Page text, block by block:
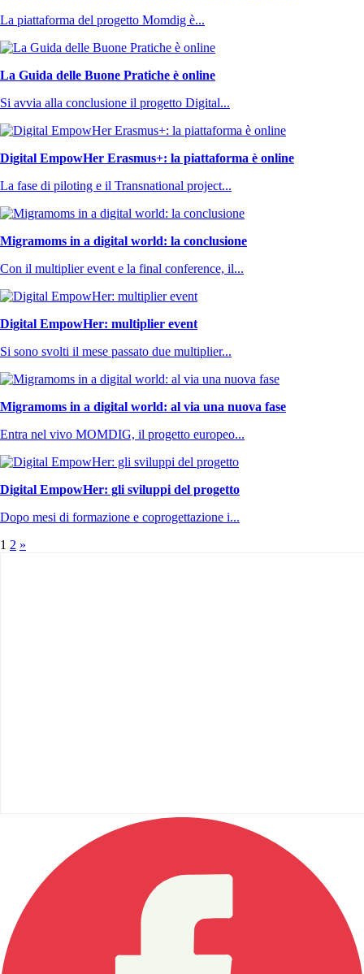
La piattaforma del progetto Momdig è...
La Guida delle Buone Pratiche è online
Si avvia alla conclusione il progetto Digital...
Digital EmpowHer Erasmus+: la piattaforma è online
La fase di piloting e il Transnational project...
Migramoms in a digital world: la conclusione
Con il multiplier event e la final conference, il...
Digital EmpowHer: multiplier event
Si sono svolti il mese passato due multiplier...
Migramoms in a digital world: al via una nuova fase
Entra nel vivo MOMDIG, il progetto europeo...
Digital EmpowHer: gli sviluppi del progetto
Dopo mesi di formazione e coprogettazione i...
1 2 »